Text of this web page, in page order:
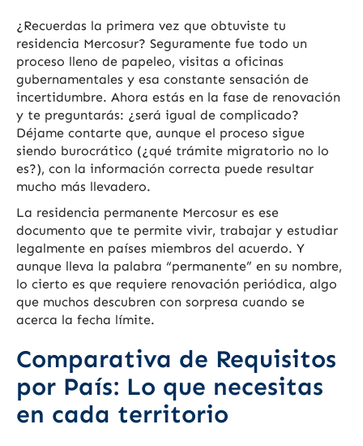
¿Recuerdas la primera vez que obtuviste tu
residencia Mercosur? Seguramente fue todo un
proceso lleno de papeleo, visitas a oficinas
gubernamentales y esa constante sensación de
incertidumbre. Ahora estás en la fase de renovación
y te preguntarás: ¿será igual de complicado?
Déjame contarte que, aunque el proceso sigue
siendo burocrático (¿qué trámite migratorio no lo
es?), con la información correcta puede resultar
mucho más llevadero.
La residencia permanente Mercosur es ese
documento que te permite vivir, trabajar y estudiar
legalmente en países miembros del acuerdo. Y
aunque lleva la palabra “permanente” en su nombre,
lo cierto es que requiere renovación periódica, algo
que muchos descubren con sorpresa cuando se
acerca la fecha límite.
Comparativa de Requisitos
por País: Lo que necesitas
en cada territorio